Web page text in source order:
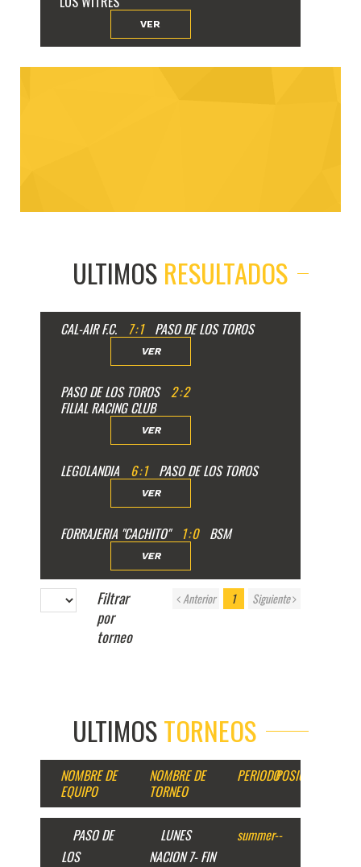
VER
ULTIMOS RESULTADOS
CAL-AIR F.C. 7:1 PASO DE LOS TOROS
VER
PASO DE LOS TOROS 2:2
FILIAL RACING CLUB
VER
LEGOLANDIA 6:1 PASO DE LOS TOROS
VER
FORRAJERIA "CACHITO" 1:0 BSM
VER
Filtrar
por
torneo
Anterior 1 Siguiente
ULTIMOSTORNEOS
NOMBRE DE
EQUIPO
NOMBRE DE
TORNEO
PERIODOPOSICION
PASO DE
LOS
LUNES
NACION 7- FIN
summer--